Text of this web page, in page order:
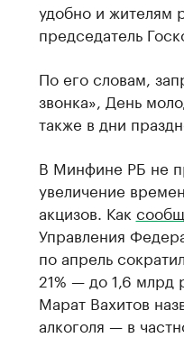
удобно и жителям
председатель
По его словам,
звонка», День
также в дни
В Минфине РБ не
увеличение
акцизов. Как
Управления
по апрель
21% — до 1,6 млрд
Марат Вахитов
алкоголя — в